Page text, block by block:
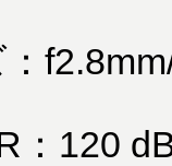
：120